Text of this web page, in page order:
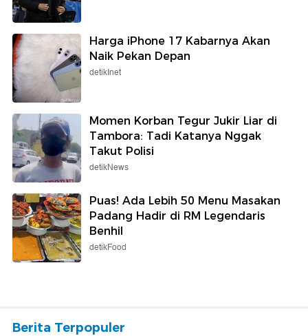
Harga iPhone 17 Kabarnya Akan
Naik Pekan Depan
detikInet
Momen Korban Tegur Jukir Liar di
Tambora: Tadi Katanya Nggak
Takut Polisi
detikNews
Puas! Ada Lebih 50 Menu Masakan
Padang Hadir di RM Legendaris
Benhil
detikFood
Berita Terpopuler